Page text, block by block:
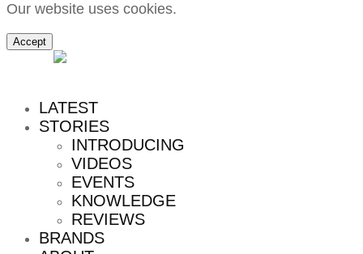
Our website uses cookies.
Accept
LATEST
STORIES
INTRODUCING
VIDEOS
EVENTS
KNOWLEDGE
REVIEWS
BRANDS